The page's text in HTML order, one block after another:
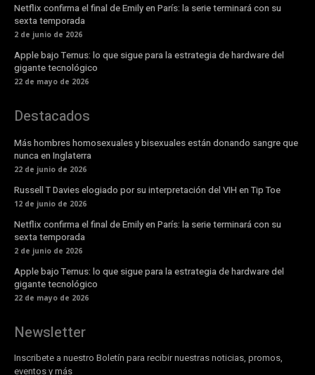
Netflix confirma el final de Emily en París: la serie terminará con su
sexta temporada
2 de junio de 2026
Apple bajo Ternus: lo que sigue para la estrategia de hardware del
gigante tecnológico
22 de mayo de 2026
Destacados
Más hombres homosexuales y bisexuales están donando sangre que
nunca en Inglaterra
22 de junio de 2026
Russell T Davies elogiado por su interpretación del VIH en Tip Toe
12 de junio de 2026
Netflix confirma el final de Emily en París: la serie terminará con su
sexta temporada
2 de junio de 2026
Apple bajo Ternus: lo que sigue para la estrategia de hardware del
gigante tecnológico
22 de mayo de 2026
Newsletter
Inscribete a nuestro Boletín para recibir nuestras noticias, promos,
eventos y más